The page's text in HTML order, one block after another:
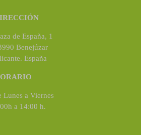
de España, 1
Benejúzar
España
Lunes a Viernes
a 14:00 h.